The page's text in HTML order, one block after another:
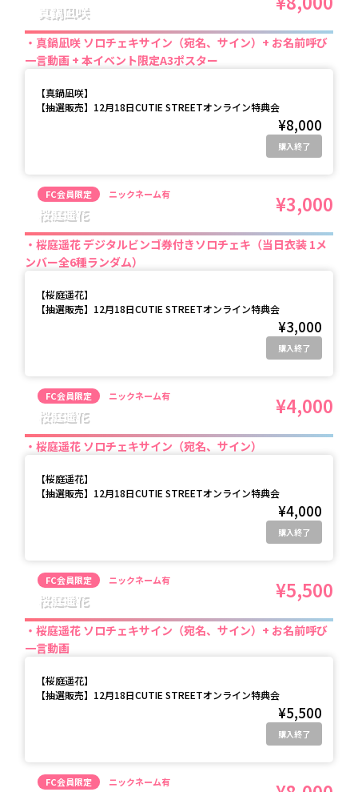
真鍋凪咲
真鍋凪咲 ソロチェキサイン（宛名、サイン）+ お名前呼び
一言動画 + 本イベント限定A3ポスター
【真鍋凪咲】
【抽選販売】12月18日CUTIE STREETオンライン特典会
¥8,000
購入終了
FC会員限定 ニックネーム有
桜庭遥花 ¥3,000
桜庭遥花 デジタルビンゴ券付きソロチェキ（当日衣装 1メ
ンバー全6種ランダム）
【桜庭遥花】
【抽選販売】12月18日CUTIE STREETオンライン特典会
¥3,000
購入終了
FC会員限定 ニックネーム有
桜庭遥花 ¥4,000
桜庭遥花 ソロチェキサイン（宛名、サイン）
【桜庭遥花】
【抽選販売】12月18日CUTIE STREETオンライン特典会
¥4,000
購入終了
FC会員限定 ニックネーム有
桜庭遥花 ¥5,500
桜庭遥花 ソロチェキサイン（宛名、サイン）+ お名前呼び
一言動画
【桜庭遥花】
【抽選販売】12月18日CUTIE STREETオンライン特典会
¥5,500
購入終了
FC会員限定 ニックネーム有